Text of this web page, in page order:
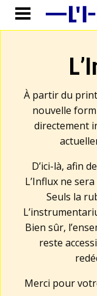
À partir du
nouvelle
directement
D’ici-là, afin
L’Influx ne
Seuls la
Bien sûr,
reste
Merci pour